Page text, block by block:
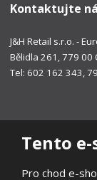
Tento
Pro chod e-
Kontaktujte
J&H Retail s.r.o. -
Bělidla 261, 779 00
Tel: 602 162 343,